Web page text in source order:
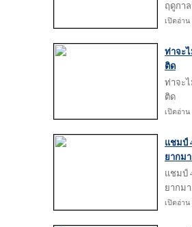
ฤดูกา
เปิดอ่าน
ท่าจะ
ติด
ท่าจะ
ติด
เปิดอ่าน
แชมป์
ยากม
แชมป์
ยากม
เปิดอ่าน